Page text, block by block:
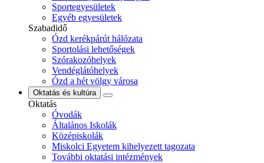
Sportegyesületek
Egyéb egyesületek
Szabadidő
Ózd kerékpárút hálózata
Sportolási lehetőségek
Szórakozóhelyek
Vendéglátóhelyek
Ózd a hét völgy városa
Oktatás és kultúra
Oktatás
Óvodák
Általános Iskolák
Középiskolák
Miskolci Egyetem kihelyezett tagozata
További oktatási intézmények